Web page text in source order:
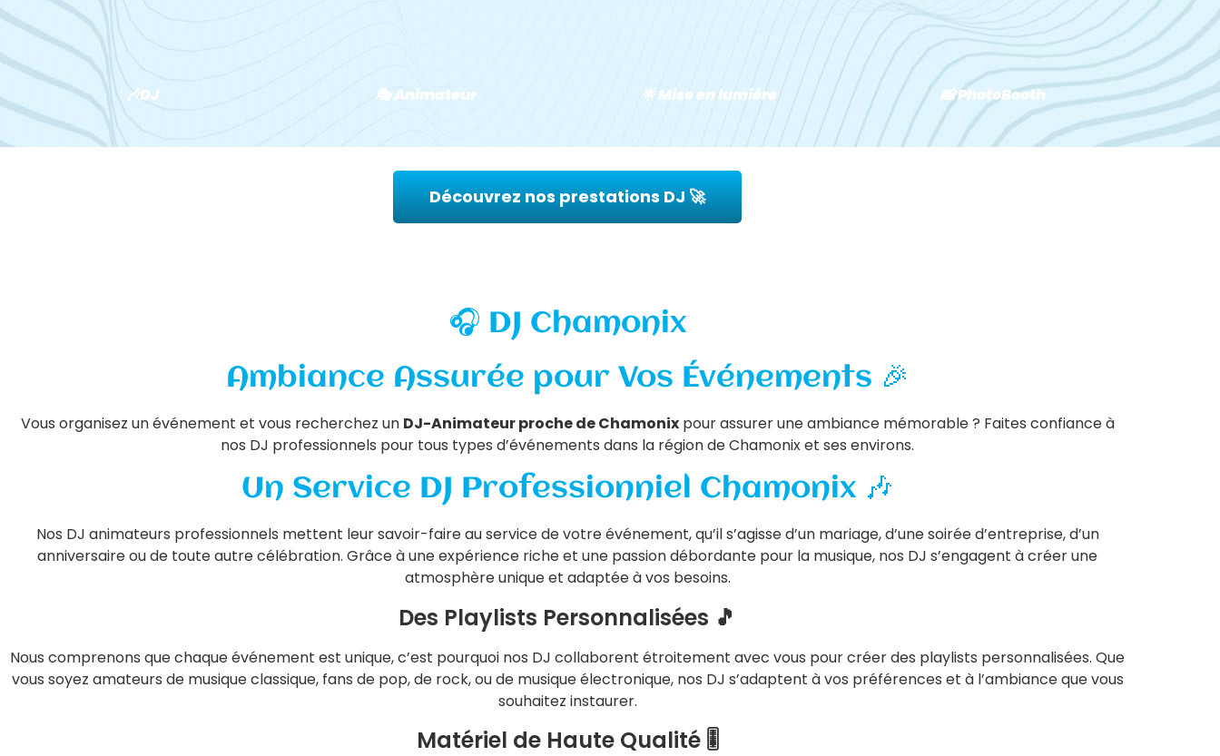
🎶DJ 🎭 Animateur 🌟 Mise en lumière 📸 PhotoBooth
Découvrez nos prestations DJ 🚀
🎧 DJ Chamonix
Ambiance Assurée pour Vos Événements 🎉
Vous organisez un événement et vous recherchez un DJ-Animateur proche de Chamonixpour assurer une ambiance mémorable ? Faites confiance à
nos DJ professionnels pour tous types d’événements dans la région de Chamonix et ses environs.
Un Service DJ Professionniel Chamonix 🎶
Nos DJ animateurs professionnels mettent leur savoir-faire au service de votre événement, qu’il s’agisse d’un mariage, d’une soirée d’entreprise, d’un
anniversaire ou de toute autre célébration. Grâce à une expérience riche et une passion débordante pour la musique, nos DJ s’engagent à créer une
atmosphère unique et adaptée à vos besoins.
Des Playlists Personnalisées 🎵
Nous comprenons que chaque événement est unique, c’est pourquoi nos DJ collaborent étroitement avec vous pour créer des playlists personnalisées. Que
vous soyez amateurs de musique classique, fans de pop, de rock, ou de musique électronique, nos DJ s’adaptent à vos préférences et à l’ambiance que vous
souhaitez instaurer.
Matériel de Haute Qualité 🎚️